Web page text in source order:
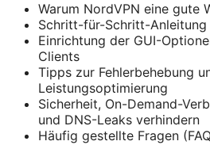
Warum NordVPN eine gute
Schritt-für-Schritt-
Einrichtung der GUI-
Clients
Tipps zur Fehlerbehebung
Leistungsoptimierung
Sicherheit, On-Demand-
und DNS-Leaks verhindern
Häufig gestellte Fragen